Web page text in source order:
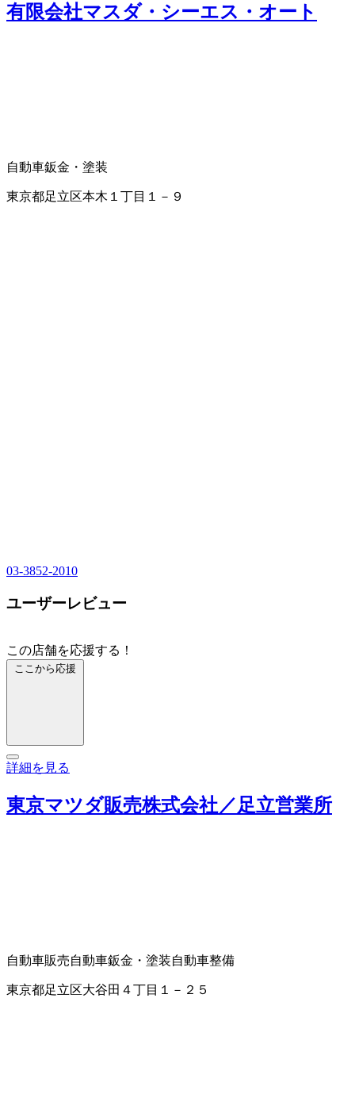
有限会社マスダ・シーエス・オート
自動車鈑金・塗装
東京都足立区本木１丁目１－９
03-3852-2010
ユーザーレビュー
この店舗を応援する！
ここから応援
詳細を見る
東京マツダ販売株式会社／足立営業所
自動車販売自動車鈑金・塗装自動車整備
東京都足立区大谷田４丁目１－２５